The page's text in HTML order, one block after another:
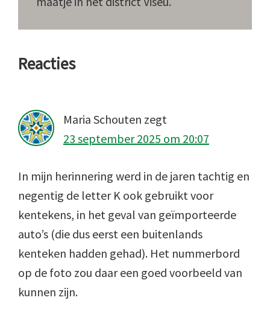
Lees
Reacties
Maria Schouten zegt
23 september 2025 om 20:07
In mijn herinnering werd in de jaren tachtig en
negentig de letter K ook gebruikt voor
kentekens, in het geval van geïmporteerde
auto’s (die dus eerst een buitenlands
kenteken hadden gehad). Het nummerbord
op de foto zou daar een goed voorbeeld van
kunnen zijn.